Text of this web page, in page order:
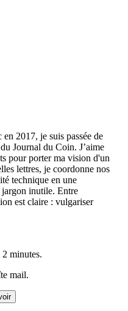
2017, je suis passée de
Journal du Coin. J’aime
pour porter ma vision d'un
lettres, je coordonne nos
technique en une
jargon inutile. Entre
est claire : vulgariser
2 minutes.
mail.